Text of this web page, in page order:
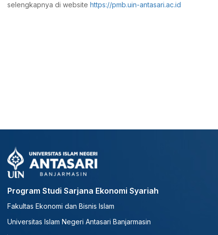
selengkapnya di website https://pmb.uin-antasari.ac.id
Program Studi Sarjana Ekonomi Syariah
Fakultas Ekonomi dan Bisnis Islam
Universitas Islam Negeri Antasari Banjarmasin